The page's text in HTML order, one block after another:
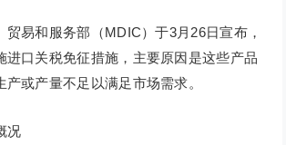
贸易和服务部（MDIC）于3月26日宣布，
进口关税免征措施，主要原因是这些产品
或产量不足以满足市场需求。
况